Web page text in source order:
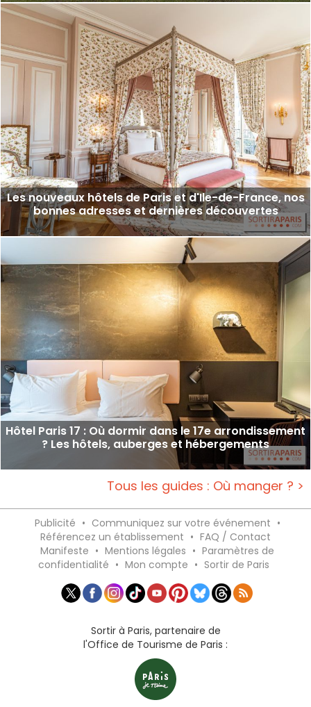
Les nouveaux hôtels de Paris et d'Ile-de-France, nos
bonnes adresses et dernières découvertes
Hôtel Paris 17 : Où dormir dans le 17e arrondissement
? Les hôtels, auberges et hébergements
Tous les guides : Où manger ? >
Publicité • Communiquez sur votre événement •
Référencez un établissement • FAQ / Contact
Manifeste • Mentions légales • Paramètres de
confidentialité • Mon compte • Sortir de Paris
Sortir à Paris, partenaire de
l'Office de Tourisme de Paris :